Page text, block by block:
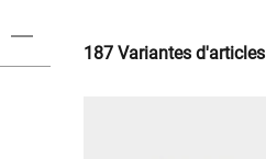
187 Variantes d'articles